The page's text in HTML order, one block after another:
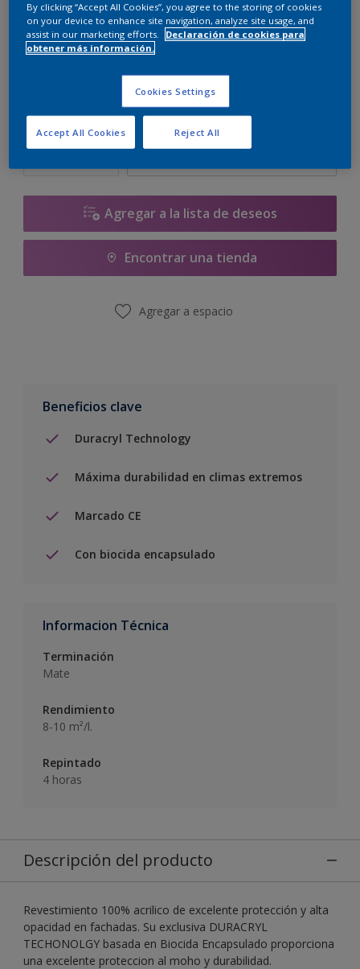
Cambiar de color
Tamaño
5 L
Cantidad Calculadora de pintura
Agregar a la lista de deseos
Encontrar una tienda
Agregar a espacio
Beneficios clave
Duracryl Technology
Máxima durabilidad en climas extremos
Marcado CE
Con biocida encapsulado
Informacion Técnica
Terminación
Mate
Rendimiento
8-10 m²/l.
Repintado
4 horas
Descripción del producto
Revestimiento 100% acrilico de excelente protección y alta
opacidad en fachadas. Su exclusiva DURACRYL
TECHONOLGY basada en Biocida Encapsulado proporciona
una excelente proteccion al moho y durabilidad.
By clicking “Accept All Cookies”, you agree to the storing of cookies
on your device to enhance site navigation, analyze site usage, and
assist in our marketing efforts.
Declaración de cookies para
obtener más información.
Cookies Settings
Reject All
Accept All Cookies